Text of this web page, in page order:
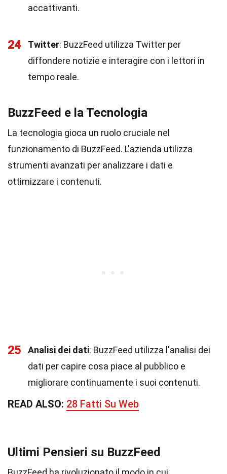
accattivanti.
24 Twitter: BuzzFeed utilizza Twitter per
diffondere notizie e interagire con i lettori in
tempo reale.
BuzzFeed e la Tecnologia
La tecnologia gioca un ruolo cruciale nel
funzionamento di BuzzFeed. L'azienda utilizza
strumenti avanzati per analizzare i dati e
ottimizzare i contenuti.
25 Analisi dei dati: BuzzFeed utilizza l'analisi dei
dati per capire cosa piace al pubblico e
migliorare continuamente i suoi contenuti.
READ ALSO: 28 Fatti Su Web
Ultimi Pensieri su BuzzFeed